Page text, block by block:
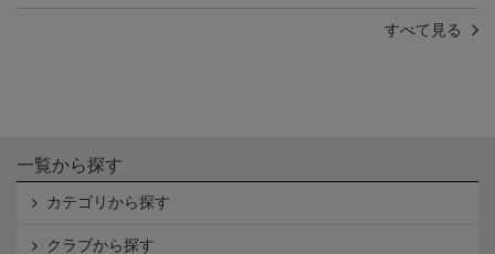
すべて見る
一覧から探す
カテゴリから探す
クラブから探す